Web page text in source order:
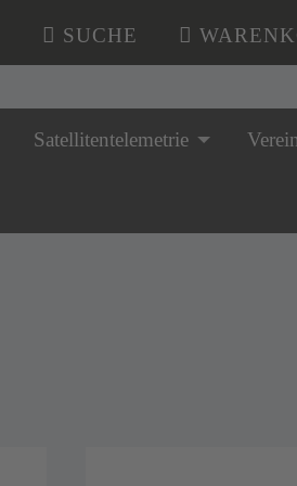
SUCHE
Satellitentelemetrie Verein